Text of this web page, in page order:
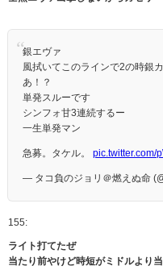
銀エヴァ
風拭いてこのラインで2の時銀
あ！？
単発スルーです
シンフォ甘3連続するー
一生単発マン
急募。タケル。 pic.twitter.com/
— タコ負のジョリ＠燃えぬ命
155:
ライト打てたぜ
当たり前やけど時短がミドルより